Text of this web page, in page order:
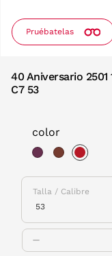
Pruébatelas
40 Aniversario 2501
C7 53
color
Talla / Calibre